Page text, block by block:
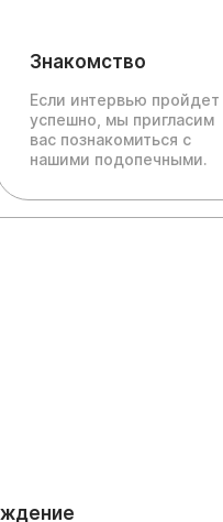
Знакомство
Если интервью пройдет
успешно, мы пригласим
вас познакомиться с
нашими подопечными.